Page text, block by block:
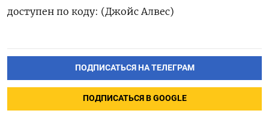
доступен по коду: (Джойс Алвес)
ПОДПИСАТЬСЯ НА ТЕЛЕГРАМ
ПОДПИСАТЬСЯ В GOOGLE